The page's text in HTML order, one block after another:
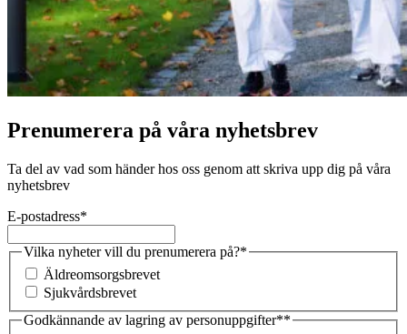
Prenumerera på våra nyhetsbrev
Ta del av vad som händer hos oss genom att skriva upp dig på våra
nyhetsbrev
E-postadress*
Vilka nyheter vill du prenumerera på?*
Äldreomsorgsbrevet
Sjukvårdsbrevet
Godkännande av lagring av personuppgifter**